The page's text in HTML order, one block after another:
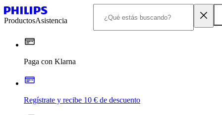
ProductosAsistencia
Paga con Klarna
Regístrate y recibe 10 € de descuento